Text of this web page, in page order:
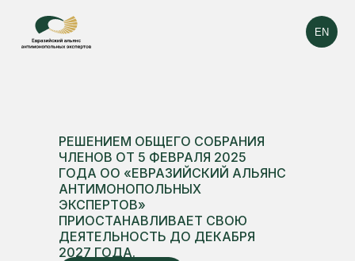
РЕШЕНИЕМ ОБЩЕГО СОБРАНИЯ
ЧЛЕНОВ ОТ 5 ФЕВРАЛЯ 2025
ГОДА ОО «ЕВРАЗИЙСКИЙ АЛЬЯНС
АНТИМОНОПОЛЬНЫХ
ЭКСПЕРТОВ»
ПРИОСТАНАВЛИВАЕТ СВОЮ
ДЕЯТЕЛЬНОСТЬ ДО ДЕКАБРЯ
2027 ГОДА.
EN